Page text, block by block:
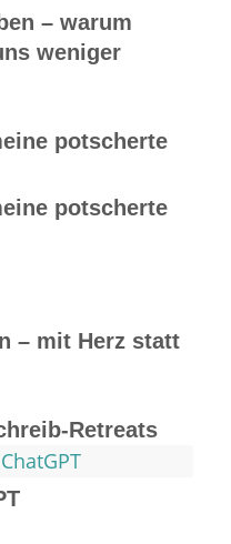
– warum
weniger
potscherte
potscherte
– mit Herz statt
Retreats